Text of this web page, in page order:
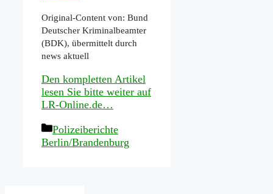
Original-Content von: Bund
Deutscher Kriminalbeamter
(BDK), übermittelt durch
news aktuell
Den kompletten Artikel
lesen Sie bitte weiter auf
LR-Online.de…
Kategorien
Polizeiberichte
Berlin/Brandenburg